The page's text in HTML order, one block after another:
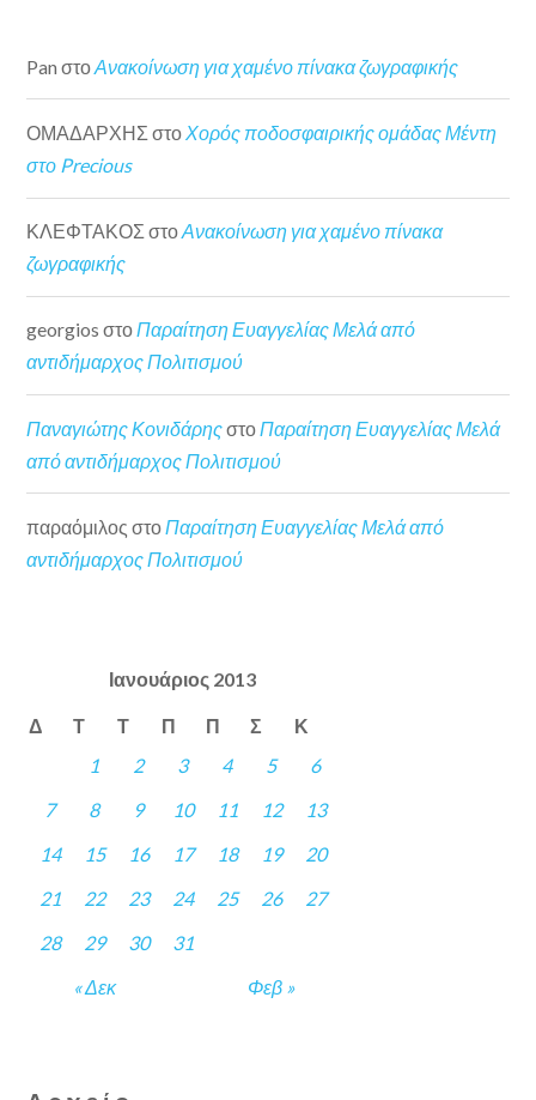
Pan στοΑνακοίνωση για χαμένο πίνακα ζωγραφικής
ΟΜΑΔΑΡΧΗΣ στοΧορός ποδοσφαιρικής ομάδας Μέντη
στο Precious
ΚΛΕΦΤΑΚΟΣ στοΑνακοίνωση για χαμένο πίνακα
ζωγραφικής
georgios στοΠαραίτηση Ευαγγελίας Μελά από
αντιδήμαρχος Πολιτισμού
Παναγιώτης Κονιδάρηςστο Παραίτηση Ευαγγελίας Μελά
από αντιδήμαρχος Πολιτισμού
παραόμιλος στοΠαραίτηση Ευαγγελίας Μελά από
αντιδήμαρχος Πολιτισμού
Ιανουάριος 2013
Δ Τ Τ Π Π Σ Κ
« Δεκ Φεβ »
1 2 3 4 5
6
7
8 9 10 11 12
13
14
15 16 17 18 19
20
21
22 23 24 25 26
27
28
29 30 31